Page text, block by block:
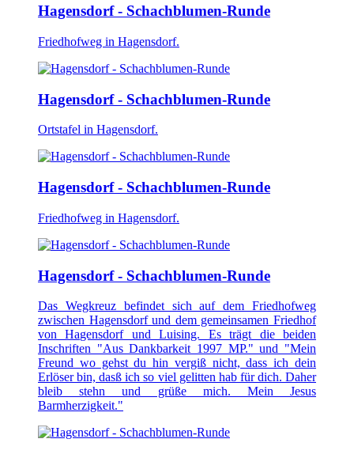
Hagensdorf - Schachblumen-Runde
Friedhofweg in Hagensdorf.
Hagensdorf - Schachblumen-Runde
Ortstafel in Hagensdorf.
Hagensdorf - Schachblumen-Runde
Friedhofweg in Hagensdorf.
Hagensdorf - Schachblumen-Runde
Das Wegkreuz befindet sich auf dem Friedhofweg
zwischen Hagensdorf und dem gemeinsamen Friedhof
von Hagensdorf und Luising. Es trägt die beiden
Inschriften "Aus Dankbarkeit 1997 MP." und "Mein
Freund wo gehst du hin vergiß nicht, dass ich dein
Erlöser bin, dasß ich so viel gelitten hab für dich. Daher
bleib stehn und grüße mich. Mein Jesus
Barmherzigkeit."